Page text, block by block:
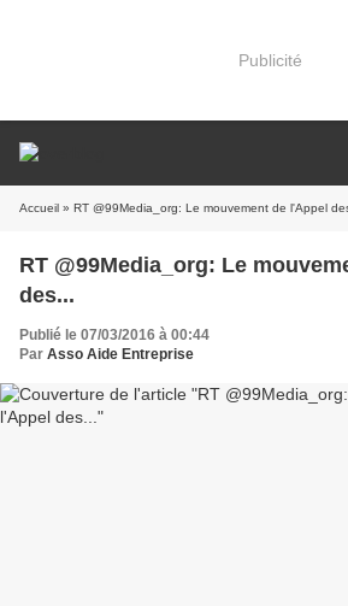
Publicité
Accueil » RT @99Media_org: Le mouvement de l'Appel
RT @99Media_org: Le
des...
Publié le 07/03/2016 à 00:44
Par Asso Aide Entreprise